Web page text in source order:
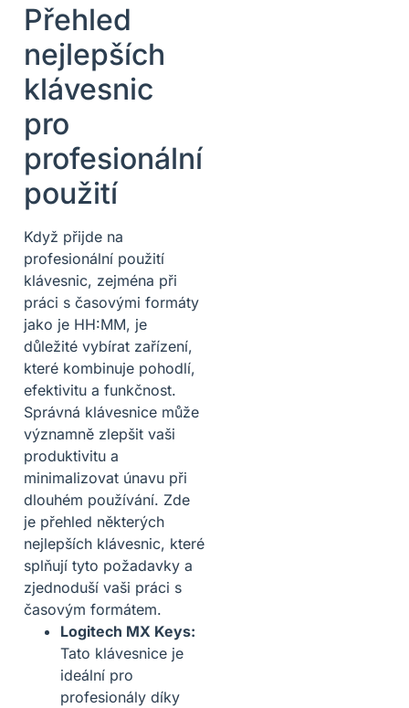
Přehled
nejlepších
klávesnic
pro
profesionální
použití
Když přijde na
profesionální použití
klávesnic, zejména při
práci s časovými formáty
jako je HH:MM, je
důležité vybírat zařízení,
které kombinuje pohodlí,
efektivitu a funkčnost.
Správná klávesnice může
významně zlepšit vaši
produktivitu a
minimalizovat únavu při
dlouhém používání. Zde
je přehled některých
nejlepších klávesnic, které
splňují tyto požadavky a
zjednoduší vaši práci s
časovým formátem.
Logitech MX Keys:
Tato klávesnice je
ideální pro
profesionály díky